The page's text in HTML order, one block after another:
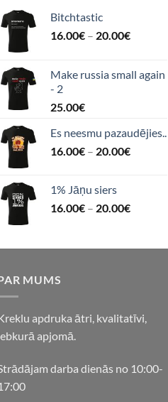
Bitchtastic
16.00€ – 20.00€
Make russia small again
- 2
25.00€
Es neesmu pazaudējies..
16.00€ – 20.00€
1% Jāņu siers
16.00€ – 20.00€
MUMS
apdruka ātri, kvalitatīvi,
apjomā.
darba dienās no 10:00-